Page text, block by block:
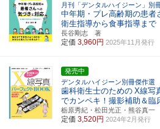
月刊「デンタルハイジーン」別
中年期・プレ高齢期の患者
衛生指導から食事指導まで
長谷剛志 著
定価 3,960円 2025年11月発行
発売中
デンタルハイジーン別冊傑作選
歯科衛生士のための X線写
でカンペキ！撮影補助＆臨
栃原秀紀・松田光正・熊谷真
定価 3,520円 2024年2月発行